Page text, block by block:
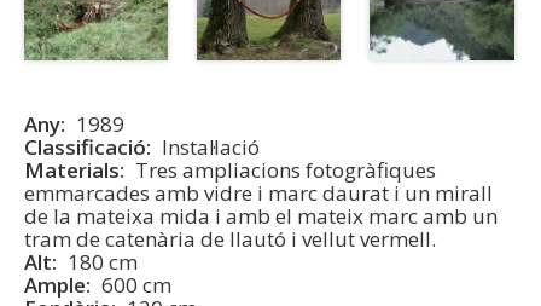
Any
1989
Classificació
Instal·lació
Materials
Tres ampliacions fotogràfiques
emmarcades amb vidre i marc daurat i un mirall
de la mateixa mida i amb el mateix marc amb un
tram de catenària de llautó i vellut vermell.
Alt
180 cm
Ample
600 cm